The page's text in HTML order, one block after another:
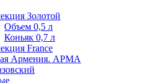
Золотой
Объем 0,5 л
Коньяк 0,7 л
France
Армения. АРМА